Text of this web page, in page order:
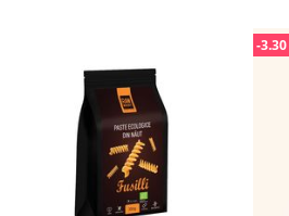
-3.30